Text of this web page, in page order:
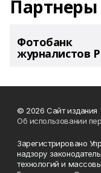
Партнеры
Фотобанк
журналистов
© 2026 Сайт издания
Об использовании
Зарегистрировано
надзору
технологий и